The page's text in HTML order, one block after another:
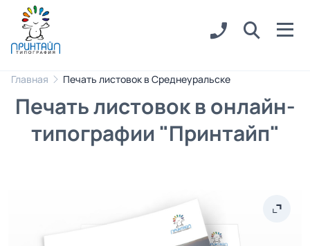
Главная Печать листовок в Среднеуральске
Печать листовок в онлайн-
типографии "Принтайп"